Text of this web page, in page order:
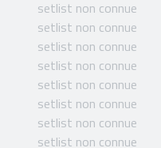
setlist non connue
setlist non connue
setlist non connue
setlist non connue
setlist non connue
setlist non connue
setlist non connue
setlist non connue